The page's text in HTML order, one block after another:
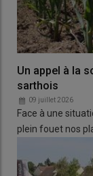
Un appel à la
sarthois
09 juillet 2026
Face à une
plein fouet nos